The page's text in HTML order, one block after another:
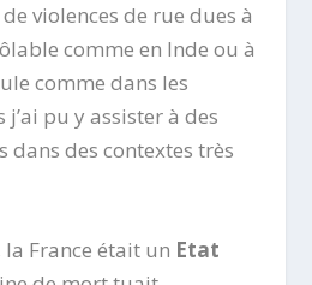
violences de rue dues à
comme en Inde ou à
comme dans les
pu y assister à des
dans des contextes très
la France était un Etat